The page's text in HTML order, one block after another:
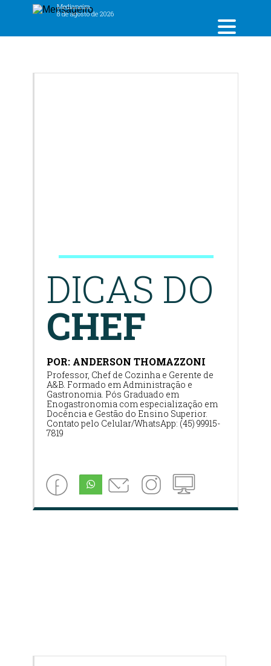
Medianeira,
8 de agosto de 2026
DICAS DO
CHEF
POR: ANDERSON THOMAZZONI
Professor, Chef de Cozinha e Gerente de
A&B. Formado em Administração e
Gastronomia. Pós Graduado em
Enogastronomia com especialização em
Docência e Gestão do Ensino Superior.
Contato pelo Celular/WhatsApp: (45) 99915-
7819